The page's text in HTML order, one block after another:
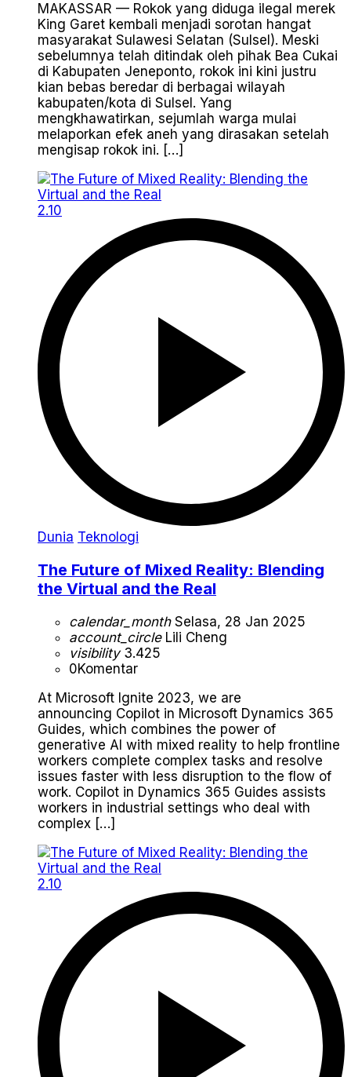
MAKASSAR — Rokok yang diduga ilegal merek
King Garet kembali menjadi sorotan hangat
masyarakat Sulawesi Selatan (Sulsel). Meski
sebelumnya telah ditindak oleh pihak Bea Cukai
di Kabupaten Jeneponto, rokok ini kini justru
kian bebas beredar di berbagai wilayah
kabupaten/kota di Sulsel. Yang
mengkhawatirkan, sejumlah warga mulai
melaporkan efek aneh yang dirasakan setelah
mengisap rokok ini. […]
2.10
Dunia Teknologi
The Future of Mixed Reality: Blending
the Virtual and the Real
calendar_monthSelasa, 28 Jan 2025
account_circleLili Cheng
visibility3.425
0Komentar
At Microsoft Ignite 2023, we are
announcing Copilot in Microsoft Dynamics 365
Guides, which combines the power of
generative AI with mixed reality to help frontline
workers complete complex tasks and resolve
issues faster with less disruption to the flow of
work. Copilot in Dynamics 365 Guides assists
workers in industrial settings who deal with
complex […]
2.10